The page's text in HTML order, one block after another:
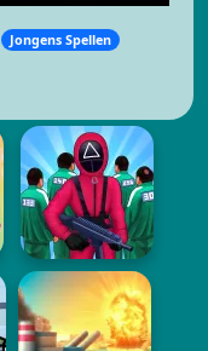
Jongens Spellen